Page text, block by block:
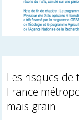
Les risques de
France
maïs grain